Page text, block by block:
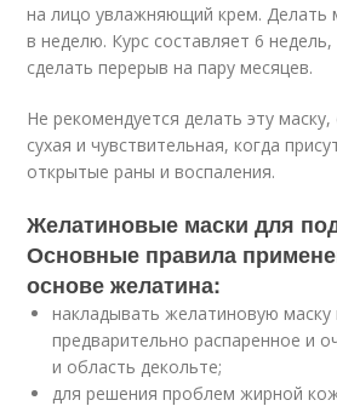
на лицо увлажняющий крем. Делать
в неделю. Курс составляет 6
сделать перерыв на пару месяцев.
Не рекомендуется делать эту
сухая и чувствительная, когда
открытые раны и воспаления.
Желатиновые маски для
Основные правила
основе желатина:
накладывать желатиновую
предварительно распаренное и
и область декольте;
для решения проблем жирной